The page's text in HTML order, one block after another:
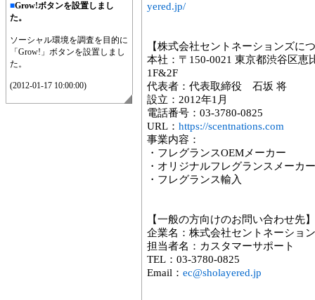
■Grow!ボタンを設置しまし
た。
ソーシャル環境を調査を目的に
「Grow!」ボタンを設置しまし
た。
(2012-01-17 10:00:00)
yered.jp/
【株式会社セントネーションズに
本社：〒150-0021 東京都渋谷区恵
1F&2F
代表者：代表取締役 石坂 将
設立：2012年1月
電話番号：03-3780-0825
URL： https://scentnations.com
事業内容：
・フレグランスOEMメーカー
・オリジナルフレグランスメーカー
・フレグランス輸入
【一般の方向けのお問い合わせ先】
企業名：株式会社セントネーショ
担当者名：カスタマーサポート
TEL：03-3780-0825
Email： ec@sholayered.jp